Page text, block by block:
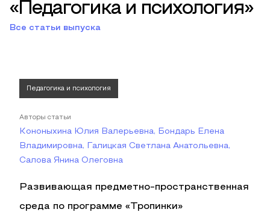
«Педагогика и психология»
Все статьи выпуска
Педагогика и психология
Авторы статьи
Кононыхина Юлия Валерьевна, Бондарь Елена
Владимировна, Галицкая Светлана Анатольевна,
Салова Янина Олеговна
Развивающая предметно-пространственная
среда по программе «Тропинки»